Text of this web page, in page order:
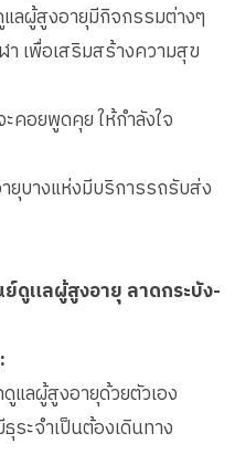
ลผู้สูงอายุมีกิจกรรมต่างๆ
า เพื่อเสริมสร้างความสุข
คอยพูดคุย ให้กำลังใจ
ยุบางแห่งมีบริการรถรับส่ง
ย์ดูแลผู้สูงอายุ ลาดกระบัง-
แลผู้สูงอายุด้วยตัวเอง
ะจำเป็นต้องเดินทาง